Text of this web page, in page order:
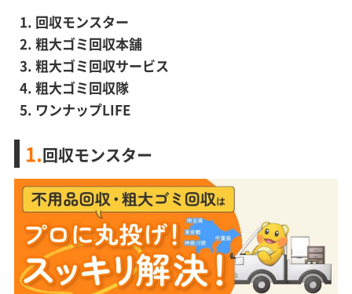
回収モンスター
粗大ゴミ回収本舗
粗大ゴミ回収サービス
粗大ゴミ回収隊
ワンナップLIFE
1.回収モンスター